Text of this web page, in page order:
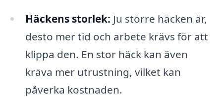
Häckens storlek: Ju större häcken är,
desto mer tid och arbete krävs för att
klippa den. En stor häck kan även
kräva mer utrustning, vilket kan
påverka kostnaden.